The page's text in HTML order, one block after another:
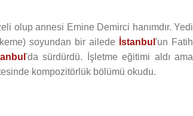
olup annesi Emine Demirci hanımdır. Yedi
soyundan bir ailede İstanbul 'un Fatih
'da sürdürdü. İşletme eğitimi aldı ama
kompozitörlük bölümü okudu.